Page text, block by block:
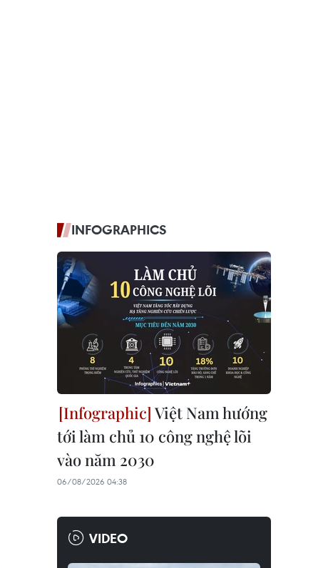
INFOGRAPHICS
Việt Nam hướng
tới làm chủ 10 công nghệ lõi
vào năm 2030
06/08/2026 04:38
VIDEO